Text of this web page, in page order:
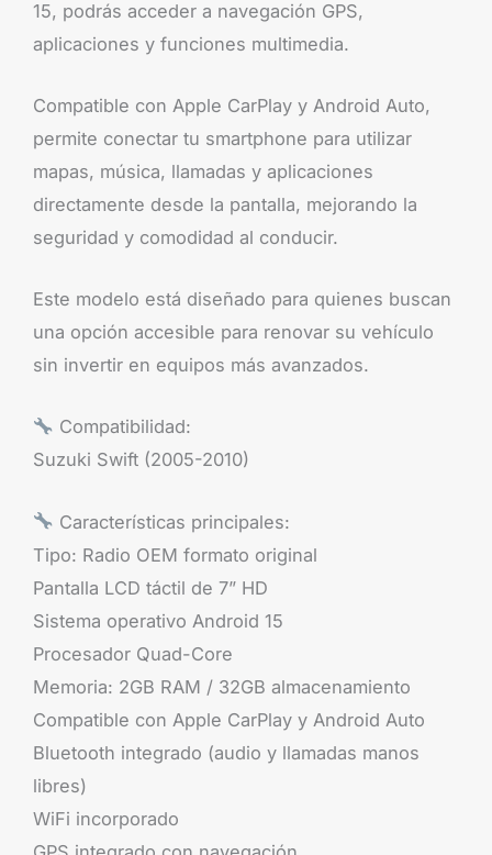
15, podrás acceder a navegación GPS,
aplicaciones y funciones multimedia.
Compatible con Apple CarPlay y Android Auto,
permite conectar tu smartphone para utilizar
mapas, música, llamadas y aplicaciones
directamente desde la pantalla, mejorando la
seguridad y comodidad al conducir.
Este modelo está diseñado para quienes buscan
una opción accesible para renovar su vehículo
sin invertir en equipos más avanzados.
Compatibilidad:
Suzuki Swift (2005-2010)
Características principales:
Tipo: Radio OEM formato original
Pantalla LCD táctil de 7” HD
Sistema operativo Android 15
Procesador Quad-Core
Memoria: 2GB RAM / 32GB almacenamiento
Compatible con Apple CarPlay y Android Auto
Bluetooth integrado (audio y llamadas manos
libres)
WiFi incorporado